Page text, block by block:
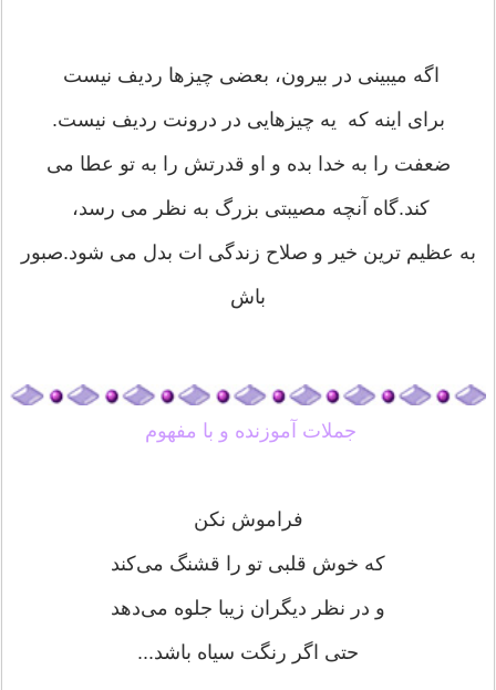
اگه میبینی در بیرون، بعضی چیزها ردیف نیست
برای اینه که یه چیزهایی در درونت ردیف نیست.
ضعفت را به خدا بده و او قدرتش را به تو عطا می
کند.گاه آنچه مصیبتی بزرگ به نظر می رسد،
به عظیم ترین خیر و صلاح زندگی ات بدل می شود.صبور
باش
جملات آموزنده و با مفهوم
فراموش نکن
که خوش قلبی تو را قشنگ می‌کند
و در نظر دیگران زیبا جلوه می‌دهد
حتی اگر رنگت سیاه باشد...